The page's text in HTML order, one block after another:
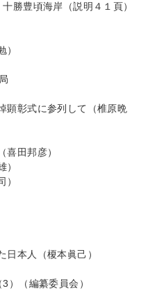
勝豊頃海岸（説明４１頁）
彰式に参列して（椎原晩
喜田邦彦）
）
）
本人（榎本眞己）
（編纂委員会）